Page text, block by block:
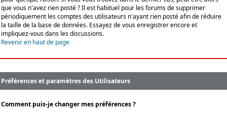
que vous n'avez rien posté ? Il est habituel pour les forums de supprimer
périodiquement les comptes des utilisateurs n'ayant rien posté afin de réduire
la taille de la base de données. Essayez de vous enregistrer encore et
impliquez-vous dans les discussions.
Revenir en haut de page
Préférences et paramètres des Utilisateurs
Comment puis-je changer mes préférences ?